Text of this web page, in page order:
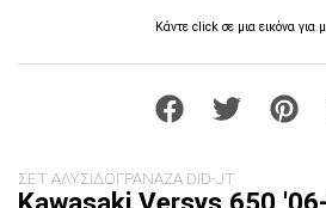
Κάντε click σε μια εικόνα για
ΣΕΤ ΑΛΥΣΙΔΟΓΡΑΝΑΖΑ DID-JT